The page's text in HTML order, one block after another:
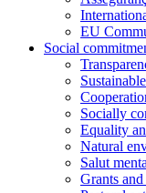
EU
Social
Socially
Equality
Natural
Salut
Grants